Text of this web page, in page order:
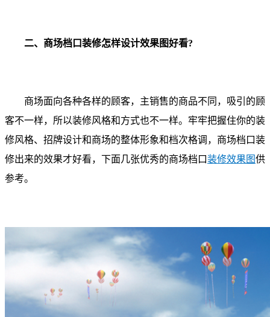
二、商场档口装修怎样设计效果图好看?
商场面向各种各样的顾客，主销售的商品不同，吸引的顾
客不一样，所以装修风格和方式也不一样。牢牢把握住你的装
修风格、招牌设计和商场的整体形象和档次格调，商场档口装
修出来的效果才好看，下面几张优秀的商场档口装修效果图供
参考。